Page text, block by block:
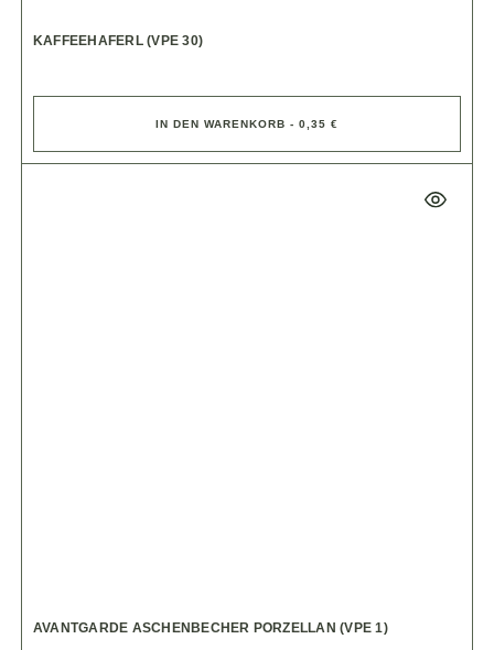
KAFFEEHAFERL (VPE 30)
IN DEN WARENKORB - 0,35 €
AVANTGARDE ASCHENBECHER PORZELLAN (VPE 1)